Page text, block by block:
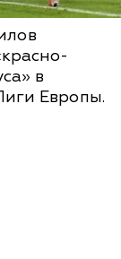
в
Европы.